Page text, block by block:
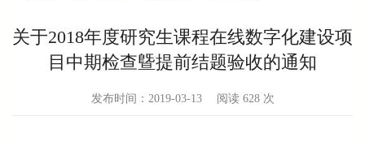
关于2018年度研究生课程在线数字化建设项
目中期检查曁提前结题验收的通知
发布时间：2019-03-13 阅读 628 次